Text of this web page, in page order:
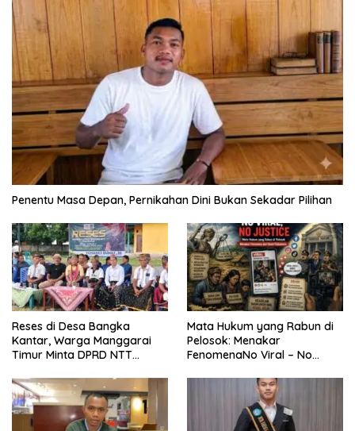
Penentu Masa Depan, Pernikahan Dini Bukan Sekadar Pilihan
Reses di Desa Bangka
Kantar, Warga Manggarai
Timur Minta DPRD NTT
Pergub Larangan Beli BBM
Bersubsidi Bagi Penunggak
Pajak
Mata Hukum yang Rabun di
Pelosok: Menakar
FenomenaNo Viral – No